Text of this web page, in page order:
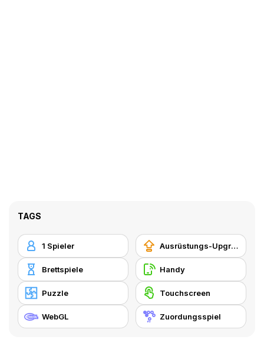
TAGS
1 Spieler Ausrüstungs-Upgrade kaufen
Brettspiele Handy
Puzzle Touchscreen
WebGL Zuordungsspiel